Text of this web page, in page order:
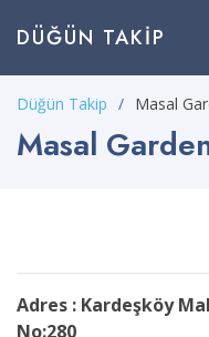
DÜĞÜN TAKIP
Düğün Takip Masal
Masal
Adres : Kardeşköy
No:280